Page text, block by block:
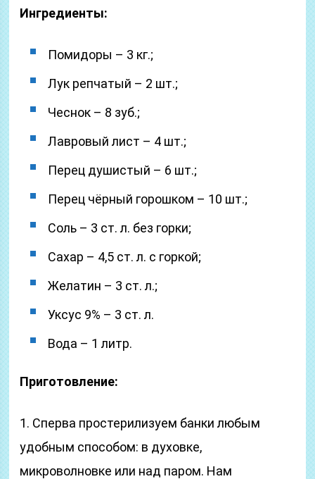
Ингредиенты:
Помидоры – 3 кг.;
Лук репчатый – 2 шт.;
Чеснок – 8 зуб.;
Лавровый лист – 4 шт.;
Перец душистый – 6 шт.;
Перец чёрный горошком – 10 шт.;
Соль – 3 ст. л. без горки;
Сахар – 4,5 ст. л. с горкой;
Желатин – 3 ст. л.;
Уксус 9% – 3 ст. л.
Вода – 1 литр.
Приготовление:
1. Сперва простерилизуем банки любым
удобным способом: в духовке,
микроволновке или над паром. Нам